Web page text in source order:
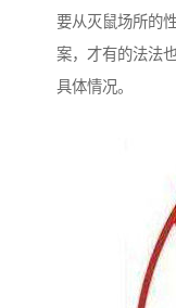
要从灭鼠场所的
案，才有的法法
具体情况。